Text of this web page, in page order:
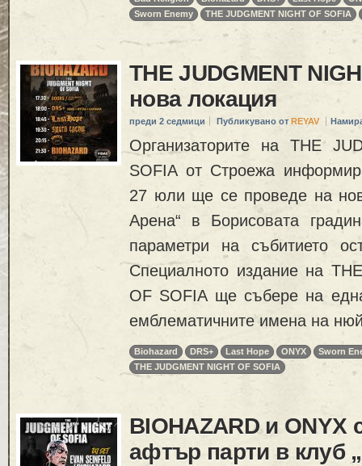
Sworn Enemy
THE JUDGMENT NIGHT OF SOFIA
THE JUDGMENT
нова локация
преди 2 седмици Публикувано от REYAV
Организаторите на THE
SOFIA от Строежа
27 юли ще се проведе на
Арена“ в Борисовата
параметри на събитието
Специалното издание на
OF SOFIA ще събере на
емблематичните имена на
Biohazard DRS+ Last Hope ONYX
Sworn
THE JUDGMENT NIGHT OF SOFIA
BIOHAZARD и
афтър парти в клуб